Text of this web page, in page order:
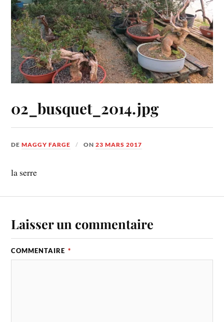
02_busquet_2014.jpg
DEMAGGY FARGE ON23 MARS 2017
la serre
Laisser un commentaire
COMMENTAIRE *